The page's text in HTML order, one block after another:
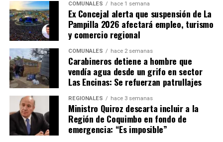
COMUNALES hace 1 semana
Ex Concejal alerta que suspensión de La
Pampilla 2026 afectará empleo, turismo
y comercio regional
COMUNALES hace 2 semanas
Carabineros detiene a hombre que
vendía agua desde un grifo en sector
Las Encinas: Se refuerzan patrullajes
REGIONALES hace 3 semanas
Ministro Quiroz descarta incluir a la
Región de Coquimbo en fondo de
emergencia: “Es imposible”